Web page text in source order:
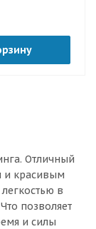
Отличный
и красивым
в
позволяет
и силы